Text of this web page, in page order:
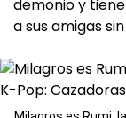
demonio y
a sus amigas